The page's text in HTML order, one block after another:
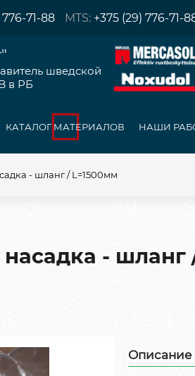
71-88 MTS: +375 (29) 776-71-
шведской
в РБ
КАТАЛОГ МАТЕРИАЛОВ НАШИ
- шланг / L=1500мм
- шланг
Описание